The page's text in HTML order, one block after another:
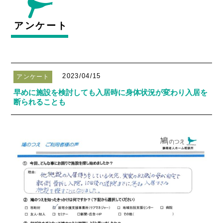
アンケート
アンケート 2023/04/15
早めに施設を検討しても入居時に身体状況が変わり入居を
断られることも